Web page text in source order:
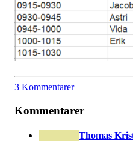
3 Kommentarer
Kommentarer
Thomas